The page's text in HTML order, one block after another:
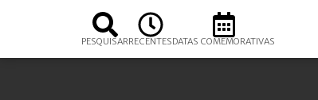
PESQUISARRECENTESDATAS COMEMORATIVAS